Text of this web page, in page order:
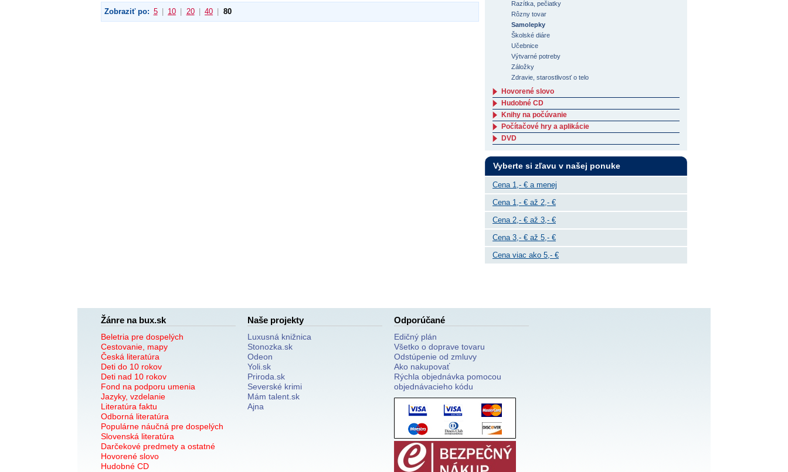
Zobraziť po: 5 10 20 40 80
Razítka, pečiatky
Rôzny tovar
Samolepky
Školské diáre
Učebnice
Výtvarné potreby
Záložky
Zdravie, starostlivosť o telo
Hovorené slovo
Hudobné CD
Knihy na počúvanie
Počítačové hry a aplikácie
DVD
Vyberte si zľavu v našej ponuke
Cena 1,- € a menej
Cena 1,- € až 2,- €
Cena 2,- € až 3,- €
Cena 3,- € až 5,- €
Cena viac ako 5,- €
Žánre na bux.sk
Beletria pre dospelých
Cestovanie, mapy
Česká literatúra
Deti do 10 rokov
Deti nad 10 rokov
Fond na podporu umenia
Jazyky, vzdelanie
Literatúra faktu
Odborná literatúra
Populárne náučná pre dospelých
Slovenská literatúra
Darčekové predmety a ostatné
Hovorené slovo
Hudobné CD
Naše projekty
Luxusná knižnica
Stonozka.sk
Odeon
Yoli.sk
Priroda.sk
Severské krimi
Mám talent.sk
Ajna
Odporúčané
Edičný plán
Všetko o doprave tovaru
Odstúpenie od zmluvy
Ako nakupovať
Rýchla objednávka pomocou
objednávacieho kódu